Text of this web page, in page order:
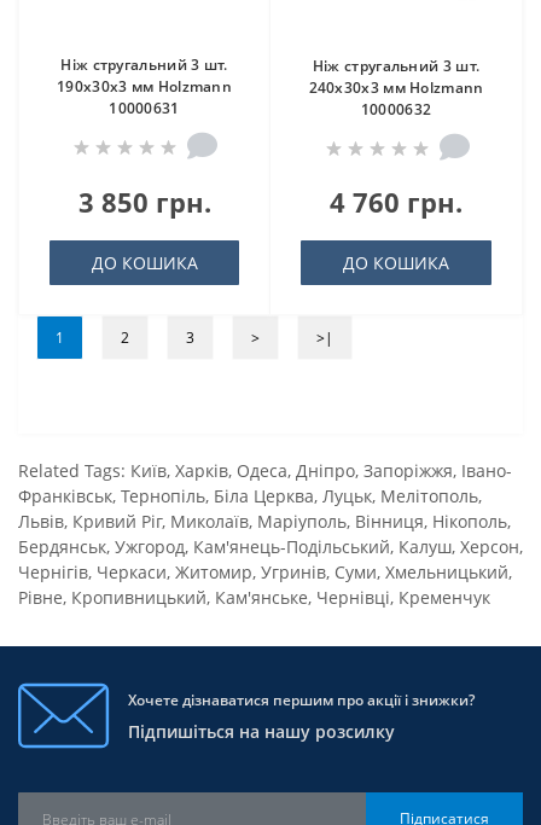
Ніж стругальний 3 шт.
190x30x3 мм Holzmann
10000631
3 850 грн.
ДО КОШИКА
Ніж стругальний 3 шт.
240x30x3 мм Holzmann
10000632
4 760 грн.
ДО КОШИКА
1 2 3 > >|
Related Tags: Київ, Харків, Одеса, Дніпро, Запоріжжя, Івано-
Франківськ, Тернопіль, Біла Церква, Луцьк, Мелітополь,
Львів, Кривий Ріг, Миколаїв, Маріуполь, Вінниця, Нікополь,
Бердянськ, Ужгород, Кам'янець-Подільський, Калуш, Херсон,
Чернігів, Черкаси, Житомир, Угринів, Суми, Хмельницький,
Рівне, Кропивницький, Кам'янське, Чернівці, Кременчук
Хочете дізнаватися першим про акції і знижки?
Підпишіться на нашу розсилку
Підписатися